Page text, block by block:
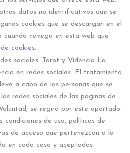
datos no identificativos que se
cookies que se descargan en el
cuando navega en esta web que
cookies.
sociales. Tarot y Videncia La
en redes sociales. El tratamiento
a cabo de las personas que se
redes sociales de las páginas de
se regirá por este apartado.
condiciones de uso, políticas de
de acceso que pertenezcan a la
en cada caso y aceptadas